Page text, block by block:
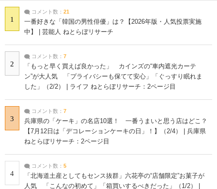
1
コメント数： 21
一番好きな「韓国の男性俳優」は？【2026年版・人気投票実施
中】 | 芸能人 ねとらぼリサーチ
2
コメント数： 7
「もっと早く買えば良かった」 カインズの“車内遮光カーテ
ン”が大人気 「プライバシーも保てて安心」「ぐっすり眠れま
した」（2/2） | ライフ ねとらぼリサーチ：2ページ目
3
コメント数： 7
兵庫県の「ケーキ」の名店10選！ 一番うまいと思う店はどこ？
【7月12日は「デコレーションケーキの日」！】（2/4） | 兵庫県
ねとらぼリサーチ：2ページ目
4
コメント数： 5
「北海道土産としてもセンス抜群」六花亭の“店舗限定”お菓子が
人気 「こんなの初めて」「箱買いするべきだった」（1/2） |